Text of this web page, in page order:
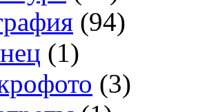
(94)
(1)
(3)